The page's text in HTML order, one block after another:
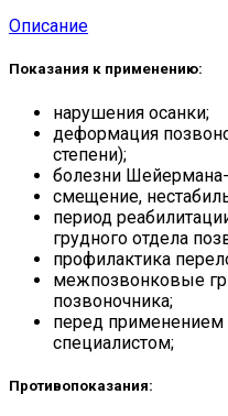
Описание
Показания к применению:
нарушения осанки;
деформация
степени);
болезни
смещение,
период
грудного отдела
профилактика
межпозвонковые
позвоночника;
перед применением
специалистом;
Противопоказания: